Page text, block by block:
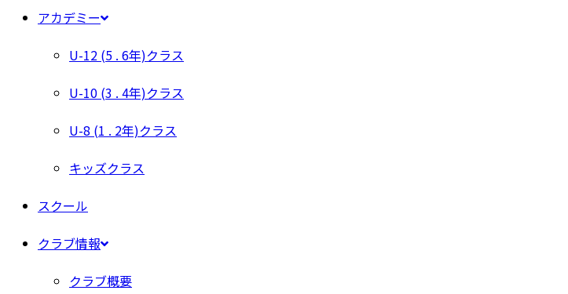
アカデミー
U-12 (5 . 6年)クラス
U-10 (3 . 4年)クラス
U-8 (1 . 2年)クラス
キッズクラス
スクール
クラブ情報
クラブ概要